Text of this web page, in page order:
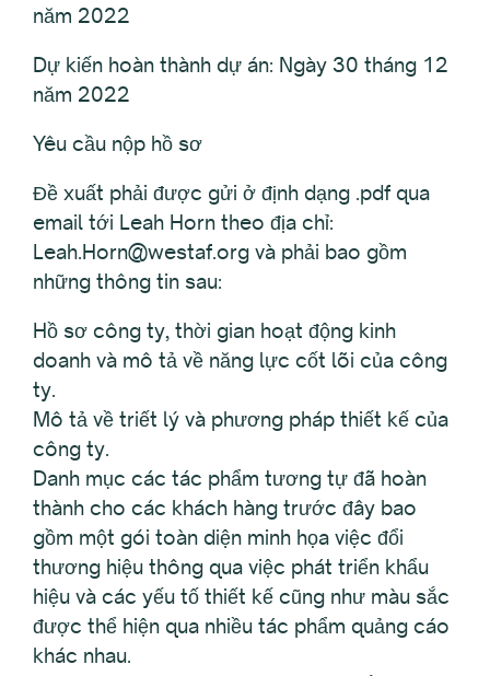
năm 2022
Dự kiến hoàn thành dự án: Ngày 30 tháng 12
năm 2022
Yêu cầu nộp hồ sơ
Đề xuất phải được gửi ở định dạng .pdf qua
email tới Leah Horn theo địa chỉ:
Leah.Horn@westaf.org và phải bao gồm
những thông tin sau:
Hồ sơ công ty, thời gian hoạt động kinh
doanh và mô tả về năng lực cốt lõi của công
ty.
Mô tả về triết lý và phương pháp thiết kế của
công ty.
Danh mục các tác phẩm tương tự đã hoàn
thành cho các khách hàng trước đây bao
gồm một gói toàn diện minh họa việc đổi
thương hiệu thông qua việc phát triển khẩu
hiệu và các yếu tố thiết kế cũng như màu sắc
được thể hiện qua nhiều tác phẩm quảng cáo
khác nhau.